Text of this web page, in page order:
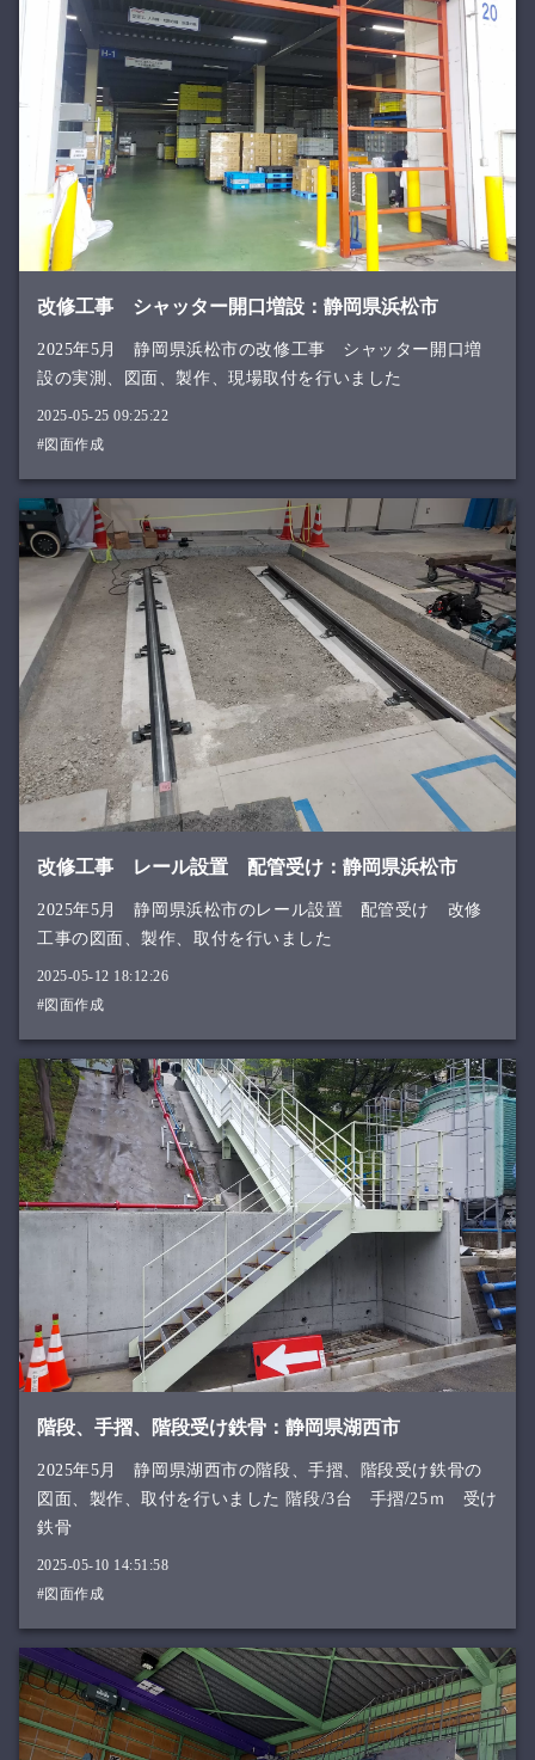
改修工事 シャッター開口増設：静岡県浜松市
2025年5月 静岡県浜松市の改修工事 シャッター開口増
設の実測、図面、製作、現場取付を行いました
2025-05-25 09:25:22
#図面作成
改修工事 レール設置 配管受け：静岡県浜松市
2025年5月 静岡県浜松市のレール設置 配管受け 改修
工事の図面、製作、取付を行いました
2025-05-12 18:12:26
#図面作成
階段、手摺、階段受け鉄骨：静岡県湖西市
2025年5月 静岡県湖西市の階段、手摺、階段受け鉄骨の
図面、製作、取付を行いました 階段/3台 手摺/25ｍ 受け
鉄骨
2025-05-10 14:51:58
#図面作成